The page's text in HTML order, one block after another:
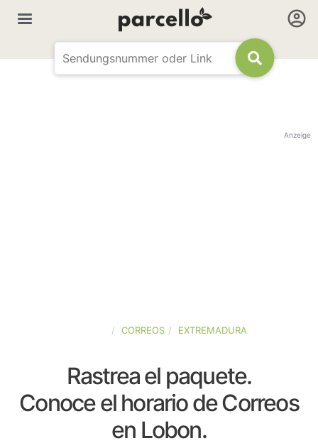
Anzeige
CORREOS EXTREMADURA
Rastrea el paquete.
Conoce el horario de Correos
en Lobon.